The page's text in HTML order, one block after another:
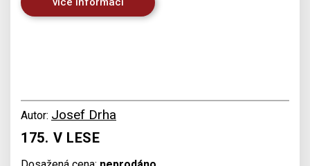
Autor: Josef Drha
175. V LESE